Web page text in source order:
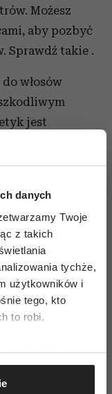
danych
Twoje
z takich
tychże,
użytkowników i
tego, kto
to robi.
również:
lokalizacji
do kilku metrów
Możesz
aby pozbyć
Sprawdź takie .
włosów
jest
kiedy jesteś
skórze pod
traktowania,
możesz bez
swoje ulubione